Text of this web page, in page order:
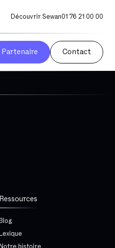
Découvrir Sewan01 76 21 00 00
Partenaire Contact
Ressources
Blog
Lexique
Notre histoire